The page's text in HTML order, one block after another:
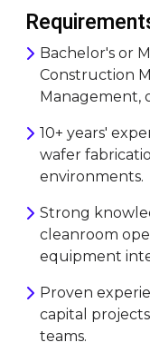
Bachelor's or
Construction
Management,
10+ years'
wafer
environments.
Strong
cleanroom
equipment
Proven
capital
teams.